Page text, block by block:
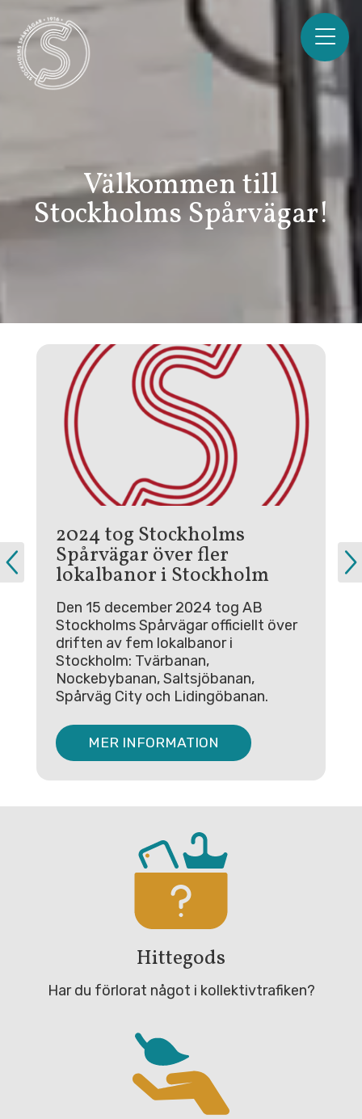
Välkommen till
Stockholms Spårvägar!
2024 tog Stockholms
Spårvägar över fler
lokalbanor i Stockholm
Den 15 december 2024 tog AB
Stockholms Spårvägar officiellt över
driften av fem lokalbanor i
Stockholm: Tvärbanan,
Nockebybanan, Saltsjöbanan,
Spårväg City och Lidingöbanan.
MER INFORMATION
Hittegods
Har du förlorat något i kollektivtrafiken?